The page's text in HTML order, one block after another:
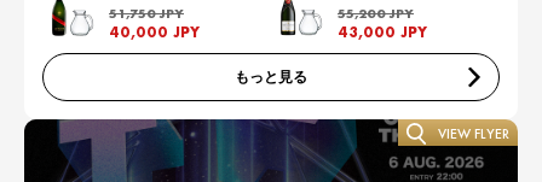
51,750 JPY
40,000 JPY
55,200 JPY
43,000 JPY
もっと見る
VIEW FLYER